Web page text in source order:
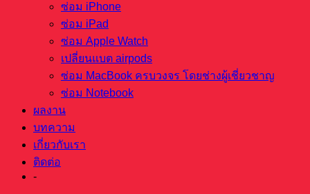
ซ่อม iPhone
ซ่อม iPad
ซ่อม Apple Watch
เปลี่ยนแบต airpods
ซ่อม MacBook ครบวงจร โดยช่างผู้เชี่ยวชาญ
ซ่อม Notebook
ผลงาน
บทความ
เกี่ยวกับเรา
ติดต่อ
-